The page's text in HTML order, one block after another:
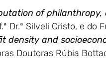
of philanthropy,
Dr.ª Silveli Cristo, e do
density and
Doutoras Rúbia